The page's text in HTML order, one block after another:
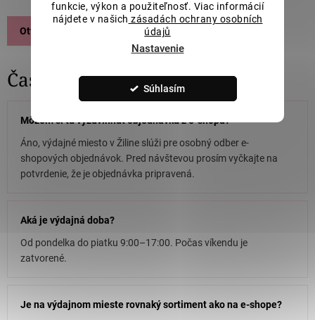
funkcie, výkon a použiteľnosť. Viac informácií
nájdete v našich zásadách ochrany osobních
údajů
Nastavenie
Súhlasím
Otvoriť v Google Mapách
Časté otázky
Môžem si tu vyzdvihnúť objednávku z e-shopu?
Áno, výdajné miesto v Žiline slúži pre osobný odber e-
shopových objednávok. Pred návštevou prosím vyčkajte na
potvrdenie, že je objednávka pripravená.
Aká je výdajná doba?
Od pondelka do piatku 9:00–17:00. Počas víkendu je
zatvorené.
Je na výdajnom mieste rovnaký sortiment ako na e-shope?